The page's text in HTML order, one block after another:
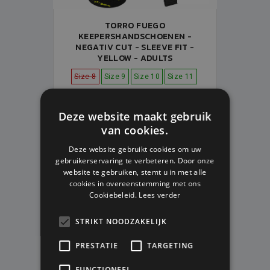
TORRO FUEGO
KEEPERSHANDSCHOENEN -
NEGATIV CUT - SLEEVE FIT -
YELLOW - ADULTS
Size 8 Size 9 Size 10 Size 11
V.A. € 104,99 V.A. € 93,99
Deze website maakt gebruik
van cookies.
Deze website gebruikt cookies om uw
gebruikerservaring te verbeteren. Door onze
website te gebruiken, stemt u in met alle
cookies in overeenstemming met ons
Cookiebeleid. Lees verder
STRIKT NOODZAKELIJK
PRESTATIE TARGETING